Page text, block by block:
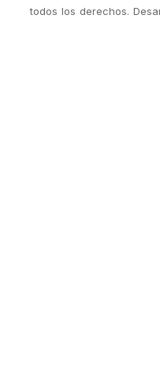
todos los derechos.